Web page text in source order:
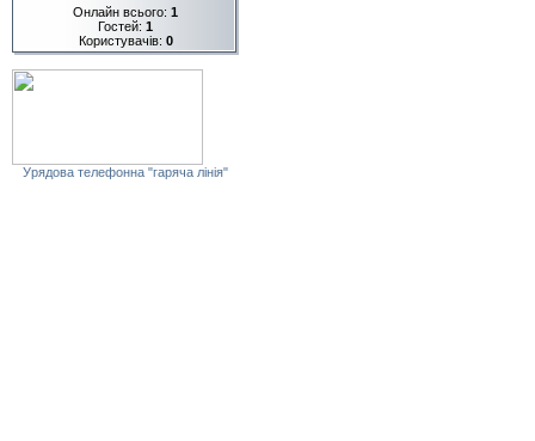
Онлайн всього: 1
Гостей: 1
Користувачів: 0
Урядова телефонна "гаряча лінія"